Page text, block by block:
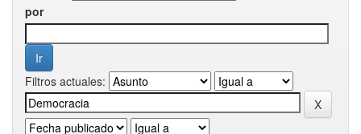
por
Filtros actuales: